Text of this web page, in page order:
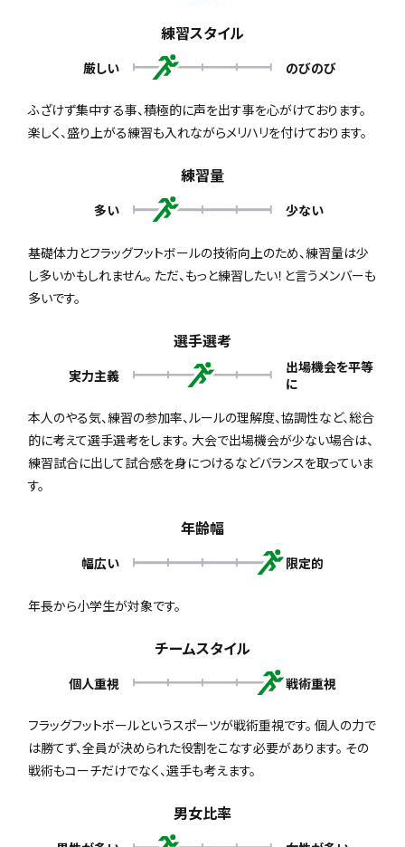
練習スタイル
厳しい のびのび
ふざけず集中する事、積極的に声を出す事を心がけております。
楽しく、盛り上がる練習も入れながらメリハリを付けております。
練習量
多い 少ない
基礎体力とフラッグフットボールの技術向上のため、練習量は少
し多いかもしれません。 ただ、もっと練習したい！と言うメンバーも
多いです。
選手選考
実力主義
出場機会を平等
に
本人のやる気、練習の参加率、ルールの理解度、協調性など、総合
的に考えて選手選考をします。 大会で出場機会が少ない場合は、
練習試合に出して試合感を身につけるなどバランスを取っていま
す。
年齢幅
幅広い 限定的
年長から小学生が対象です。
チームスタイル
個人重視 戦術重視
フラッグフットボールというスポーツが戦術重視です。 個人の力で
は勝てず、全員が決められた役割をこなす必要があります。 その
戦術もコーチだけでなく、選手も考えます。
男女比率